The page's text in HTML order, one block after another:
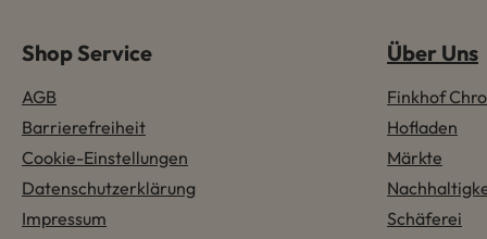
Shop Service
AGB
Barrierefreiheit
Cookie-Einstellungen
Datenschutzerklärung
Impressum
Über Uns
Finkhof
Hofladen
Märkte
Schäferei